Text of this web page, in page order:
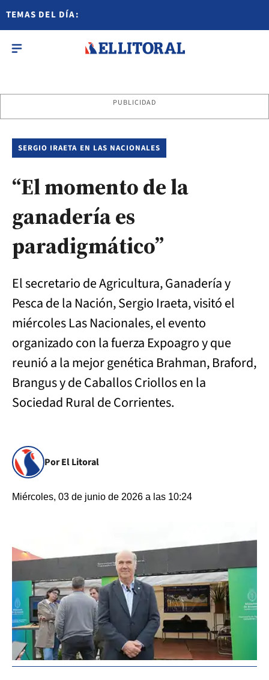
TEMAS DEL DÍA:
PUBLICIDAD
SERGIO IRAETA EN LAS NACIONALES
“El momento de la
ganadería es
paradigmático”
El secretario de Agricultura, Ganadería y
Pesca de la Nación, Sergio Iraeta, visitó el
miércoles Las Nacionales, el evento
organizado con la fuerza Expoagro y que
reunió a la mejor genética Brahman, Braford,
Brangus y de Caballos Criollos en la
Sociedad Rural de Corrientes.
Por El Litoral
Miércoles, 03 de junio de 2026 a las 10:24